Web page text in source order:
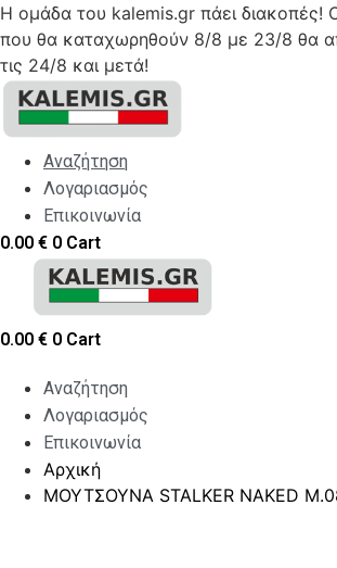
Η ομάδα του kalemis.gr πάει διακοπές!
που θα καταχωρηθούν 8/8 με 23/8 θα
τις 24/8 και μετά!
Skip
content
Αναζήτηση
Λογαριασμός
Επικοινωνία
0.00 € 0 Cart
0.00 € 0 Cart
Αναζήτηση
Λογαριασμός
Επικοινωνία
Αρχική
ΜΟΥΤΣΟΥΝΑ STALKER NAKED